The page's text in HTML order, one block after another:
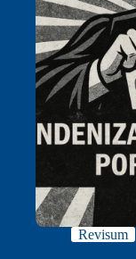
Revisum